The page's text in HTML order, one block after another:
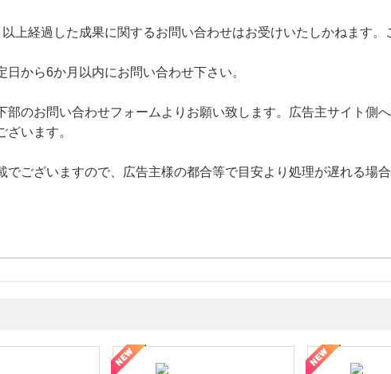
上経過した成果に関するお問い合わせはお受けいたしかねます。
から6か月以内にお問い合わせ下さい。
のお問い合わせフォームよりお願い致します。広告主サイト側
います。
ございますので、広告主様の都合等で目安より処理が遅れる場
ます
相談プロモーション